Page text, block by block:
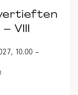
VIII
10.00 –